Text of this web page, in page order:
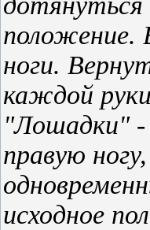
положение.
ноги.
каждой
"Лошадки" -
правую
исходное